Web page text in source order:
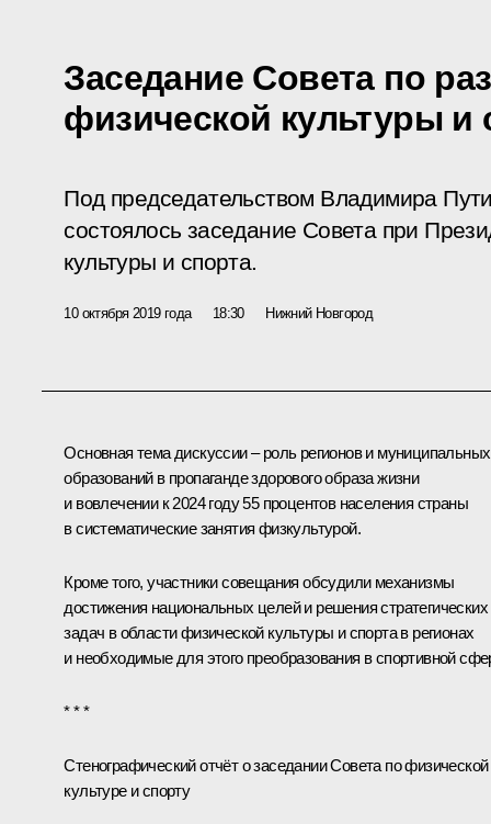
Заседание Совета по
физической культуры и
Под председательством Владимира
состоялось заседание Совета при
культуры и спорта.
10 октября 2019 года 18:30 Нижний Новгород
Основная тема дискуссии – роль регионов и муниципальных
образований в пропаганде здорового образа жизни
и вовлечении к 2024 году 55 процентов населения страны
в систематические занятия физкультурой.
Кроме того, участники совещания обсудили механизмы
достижения национальных целей и решения стратегических
задач в области физической культуры и спорта в регионах
и необходимые для этого преобразования в спортивной
* * *
Стенографический отчёт о заседании Совета по физической
культуре и спорту